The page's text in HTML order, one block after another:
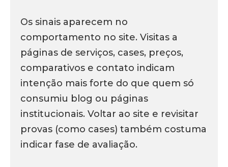
Os sinais aparecem no
comportamento no site. Visitas a
páginas de serviços, cases, preços,
comparativos e contato indicam
intenção mais forte do que quem só
consumiu blog ou páginas
institucionais. Voltar ao site e revisitar
provas (como cases) também costuma
indicar fase de avaliação.